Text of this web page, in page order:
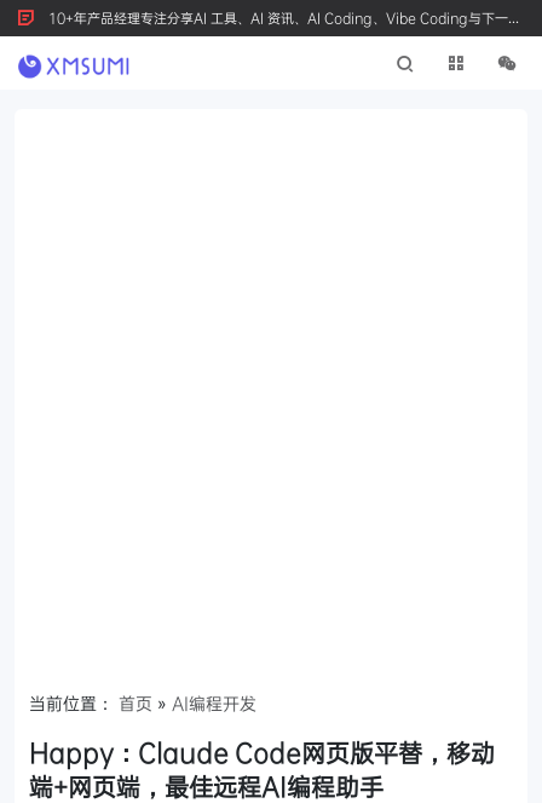
10+年产品经理专注分享AI 工具、AI 资讯、AI Coding、Vibe Coding与下一代
产品创新，按 Ctrl+D 收藏我们
当前位置： 首页 » AI编程开发
Happy：Claude Code网页版平替，移动
端+网页端，最佳远程AI编程助手